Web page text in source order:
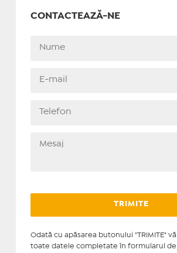
CONTACTEAZĂ-NE
Odată cu apăsarea butonului "TRIMITE"
toate datele completate în formularul de